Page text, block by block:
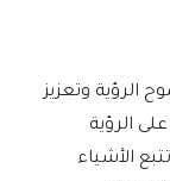
الرؤية وتعزيز
الرؤية
الأشياء